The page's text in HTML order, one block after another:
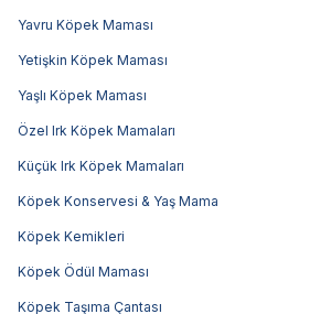
Yavru Köpek Maması
Yetişkin Köpek Maması
Yaşlı Köpek Maması
Özel Irk Köpek Mamaları
Küçük Irk Köpek Mamaları
Köpek Konservesi & Yaş Mama
Köpek Kemikleri
Köpek Ödül Maması
Köpek Taşıma Çantası